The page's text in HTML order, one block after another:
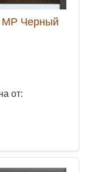
MP Черный
от: